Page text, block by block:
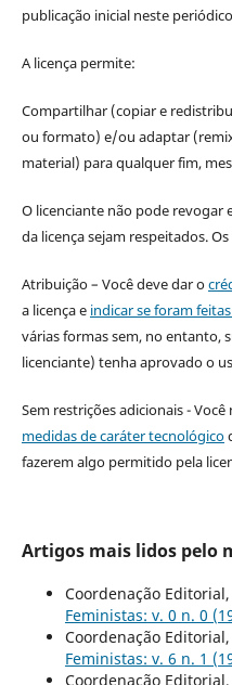
publicação inicial neste
A licença permite:
Compartilhar (copiar e
ou formato) e/ou adaptar
material) para qualquer fim,
O licenciante não pode revogar
da licença sejam respeitados.
Atribuição – Você deve dar o
a licença e indicar se foram
várias formas sem, no entanto,
licenciante) tenha aprovado o
Sem restrições adicionais -
medidas de caráter tecnológico
fazerem algo permitido pela
Artigos mais lidos pelo
Coordenação Editorial,
Feministas: v. 0 n. 0
Coordenação Editorial,
Feministas: v. 6 n. 1
Coordenação Editorial,